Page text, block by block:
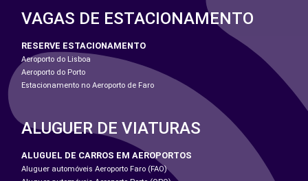
VAGAS DE ESTACIONAMENTO
RESERVE ESTACIONAMENTO
Aeroporto do Lisboa
Aeroporto do Porto
Estacionamento no Aeroporto de Faro
ALUGUER DE VIATURAS
ALUGUEL DE CARROS EM AEROPORTOS
Aluguer automóveis Aeroporto Faro (FAO)